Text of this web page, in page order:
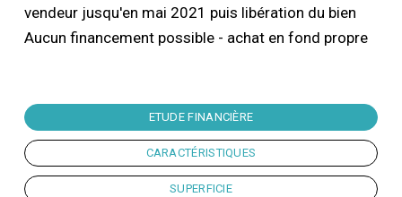
vendeur jusqu'en mai 2021 puis libération du bien
Aucun financement possible - achat en fond propre
ETUDE FINANCIÈRE
CARACTÉRISTIQUES
SUPERFICIE